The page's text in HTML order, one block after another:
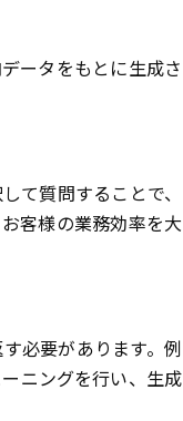
ータをもとに生成さ
て質問することで、
客様の業務効率を大
必要があります。例
ニングを行い、生成